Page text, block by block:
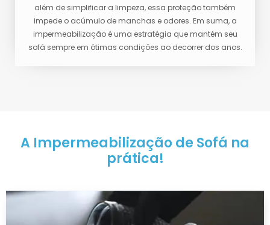
além de simplificar a limpeza, essa proteção também
impede o acúmulo de manchas e odores. Em suma, a
impermeabilização é uma estratégia que mantém seu
sofá sempre em ótimas condições ao decorrer dos anos.
A Impermeabilização de Sofá na
prática!